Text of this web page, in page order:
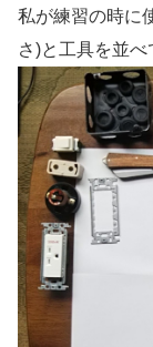
私が練習の時に
さ)と工具を並べ